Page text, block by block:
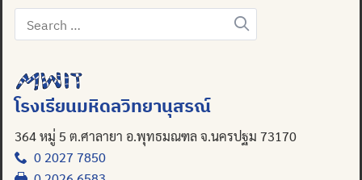
Search
for:
โรงเรียนมหิดลวิทยานุสรณ์
364 หมู่ 5 ต.ศาลายา อ.พุทธมณฑล จ.นครปฐม 73170
0 2027 7850